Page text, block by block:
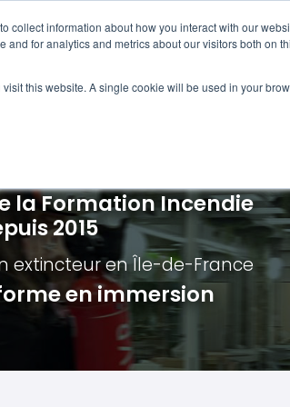
collect information about how you interact with our
for analytics and metrics about our visitors both on
this website. A single cookie will be used in your
- Guide et Serre file
intervention
augmentée
Évacuation établissements de
Évacuation secteur tertiaire
Évacuation secteur industriel
la Formation Incendie
2015
extincteuren Île-de-France
en immersion